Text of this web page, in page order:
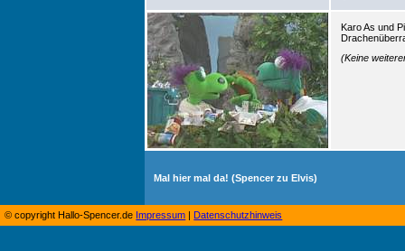
Karo As und
(Keine
Mal hier mal da! (Spencer zu Elvis)
© copyright Hallo-Spencer.de Impressum Datenschutzhinweis